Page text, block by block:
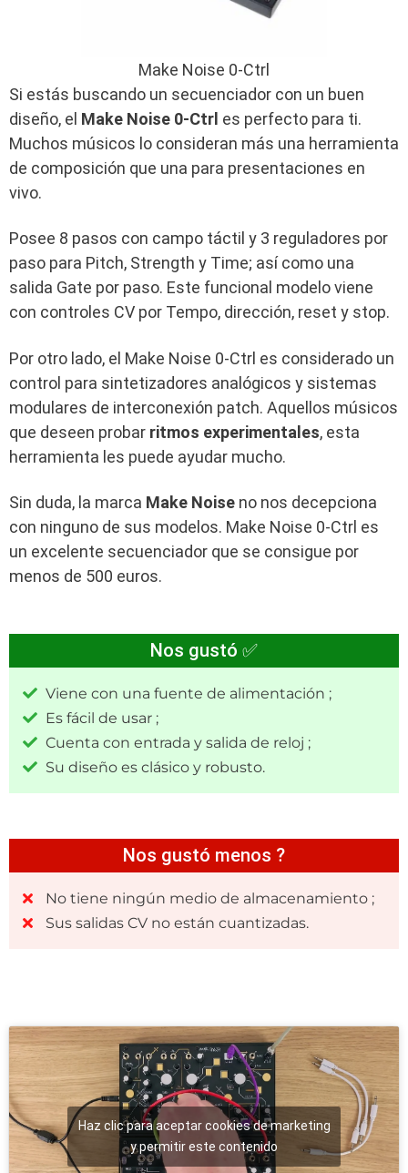
Make Noise 0-Ctrl
Si estás buscando un secuenciador con un buen
diseño, el Make Noise 0-Ctrl es perfecto para ti.
Muchos músicos lo consideran más una herramienta
de composición que una para presentaciones en
vivo.
Posee 8 pasos con campo táctil y 3 reguladores por
paso para Pitch, Strength y Time; así como una
salida Gate por paso. Este funcional modelo viene
con controles CV por Tempo, dirección, reset y stop.
Por otro lado, el Make Noise 0-Ctrl es considerado un
control para sintetizadores analógicos y sistemas
modulares de interconexión patch. Aquellos músicos
que deseen probar ritmos experimentales, esta
herramienta les puede ayudar mucho.
Sin duda, la marca Make Noise no nos decepciona
con ninguno de sus modelos. Make Noise 0-Ctrl es
un excelente secuenciador que se consigue por
menos de 500 euros.
Nos gustó ✅
Viene con una fuente de alimentación ;
Es fácil de usar ;
Cuenta con entrada y salida de reloj ;
Su diseño es clásico y robusto.
Nos gustó menos ?
No tiene ningún medio de almacenamiento ;
Sus salidas CV no están cuantizadas.
Haz clic para aceptar cookies de marketing
y permitir este contenido